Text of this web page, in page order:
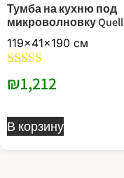
Тумба на кухню под
микроволновку Quell
119x41x190 см
Оценка
5.00
₪1,212
В корзину